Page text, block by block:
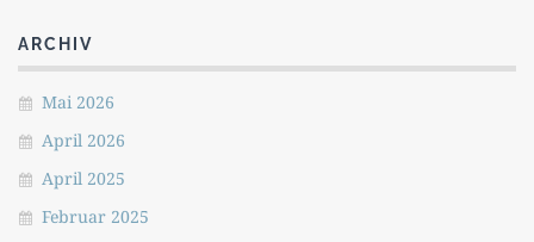
ARCHIV
Mai 2026
April 2026
April 2025
Februar 2025